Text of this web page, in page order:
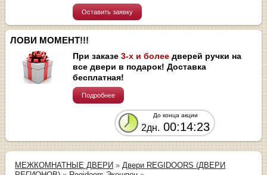
Оставить заявку
ЛОВИ МОМЕНТ!!!
При заказе3-х и более дверей ручки на
все двери в подарок! Доставка
бесплатная!
Подробнее
До конца акции
2дн. 00:14:23
МЕЖКОМНАТНЫЕ ДВЕРИ » Двери REGIDOORS (ДВЕРИ